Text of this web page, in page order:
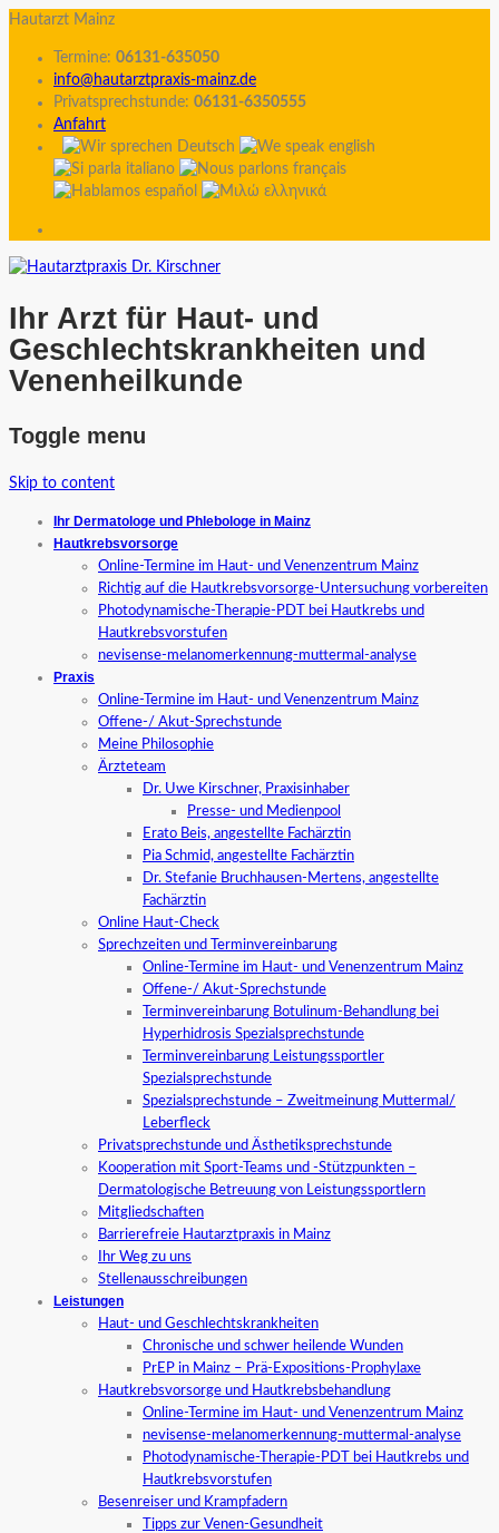
Hautarzt Mainz
Termine: 06131-635050
info@hautarztpraxis-mainz.de
Privatsprechstunde: 06131-6350555
Anfahrt
Ihr Arzt für Haut- und
Geschlechtskrankheiten und
Venenheilkunde
Toggle menu
Skip to content
Ihr Dermatologe und Phlebologe in Mainz
Hautkrebsvorsorge
Online-Termine im Haut- und Venenzentrum Mainz
Richtig auf die Hautkrebsvorsorge-Untersuchung vorbereiten
Photodynamische-Therapie-PDT bei Hautkrebs und
Hautkrebsvorstufen
nevisense-melanomerkennung-muttermal-analyse
Praxis
Online-Termine im Haut- und Venenzentrum Mainz
Offene-/ Akut-Sprechstunde
Meine Philosophie
Ärzteteam
Dr. Uwe Kirschner, Praxisinhaber
Presse- und Medienpool
Erato Beis, angestellte Fachärztin
Pia Schmid, angestellte Fachärztin
Dr. Stefanie Bruchhausen-Mertens, angestellte
Fachärztin
Online Haut-Check
Sprechzeiten und Terminvereinbarung
Online-Termine im Haut- und Venenzentrum Mainz
Offene-/ Akut-Sprechstunde
Terminvereinbarung Botulinum-Behandlung bei
Hyperhidrosis Spezialsprechstunde
Terminvereinbarung Leistungssportler
Spezialsprechstunde
Spezialsprechstunde – Zweitmeinung Muttermal/
Leberfleck
Privatsprechstunde und Ästhetiksprechstunde
Kooperation mit Sport-Teams und -Stützpunkten –
Dermatologische Betreuung von Leistungssportlern
Mitgliedschaften
Barrierefreie Hautarztpraxis in Mainz
Ihr Weg zu uns
Stellenausschreibungen
Leistungen
Haut- und Geschlechtskrankheiten
Chronische und schwer heilende Wunden
PrEP in Mainz – Prä-Expositions-Prophylaxe
Hautkrebsvorsorge und Hautkrebsbehandlung
Online-Termine im Haut- und Venenzentrum Mainz
nevisense-melanomerkennung-muttermal-analyse
Photodynamische-Therapie-PDT bei Hautkrebs und
Hautkrebsvorstufen
Besenreiser und Krampfadern
Tipps zur Venen-Gesundheit